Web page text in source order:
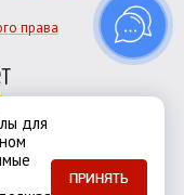
права
Петербург
для
ПРИНЯТЬ